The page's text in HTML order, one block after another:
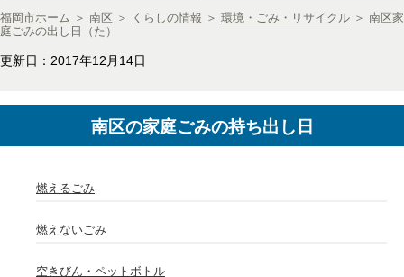
福岡市ホーム ＞ 南区 ＞ くらしの情報 ＞ 環境・ごみ・リサイクル ＞ 南区家
庭ごみの出し日（た）
更新日：2017年12月14日
南区の家庭ごみの持ち出し日
燃えるごみ
燃えないごみ
空きびん・ペットボトル